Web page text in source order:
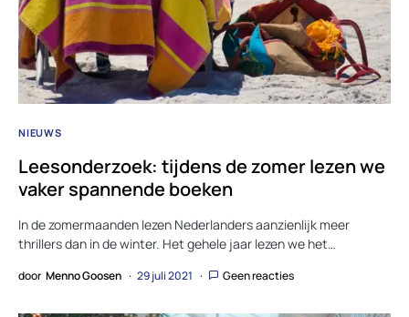
NIEUWS
Leesonderzoek: tijdens de zomer lezen we
vaker spannende boeken
In de zomermaanden lezen Nederlanders aanzienlijk meer
thrillers dan in de winter. Het gehele jaar lezen we het…
door Menno Goosen 29 juli 2021 Geen reacties